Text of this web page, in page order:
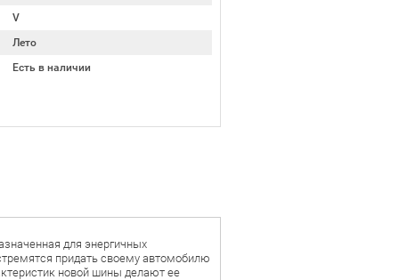
V
Лето
Есть в наличии
для энергичных
придать своему автомобилю
новой шины делают ее